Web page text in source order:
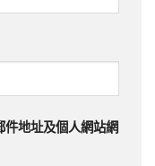
件地址及個人網站網